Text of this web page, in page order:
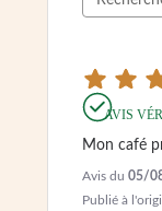
AVIS
Mon café
Avis du 05/
Publié à